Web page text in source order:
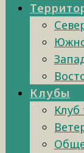
Клубы
Клуб